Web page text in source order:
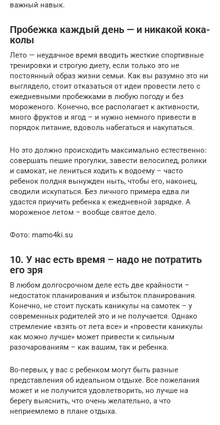
важный навык.
Пробежка каждый день — и никакой кока-
колы
Лето — неудачное время вводить жесткие спортивные
тренировки и строгую диету, если только это не
постоянный образ жизни семьи. Как вы разумно это ни
выглядело, стоит отказаться от идеи провести лето с
ежедневными пробежками в любую погоду и без
мороженого. Конечно, все располагает к активности,
много фруктов и ягод – и нужно немного привести в
порядок питание, вдоволь набегаться и накупаться.
Но это должно происходить максимально естественно:
совершать пешие прогулки, завести велосипед, ролики
и самокат, не лениться ходить к водоему – часто
ребенок полдня вынужден ныть, чтобы его, наконец,
сводили искупаться. Без личного примера едва ли
удастся приучить ребенка к ежедневной зарядке. А
мороженое летом – вообще святое дело.
Фото: mamo4ki.su
10. У нас есть время – надо не потратить
его зря
В любом долгосрочном деле есть две крайности –
недостаток планирования и избыток планирования.
Конечно, не стоит пускать каникулы на самотек – у
современных родителей это и не получается. Однако
стремление «взять от лета все» и «провести каникулы
как можно лучше» может привести к сильным
разочарованиям – как вашим, так и ребенка.
Во-первых, у вас с ребенком могут быть разные
представления об идеальном отдыхе. Все пожелания
может и не получится удовлетворить, но лучше на
берегу выяснить, что очень желательно, а что
неприемлемо в плане отдыха.